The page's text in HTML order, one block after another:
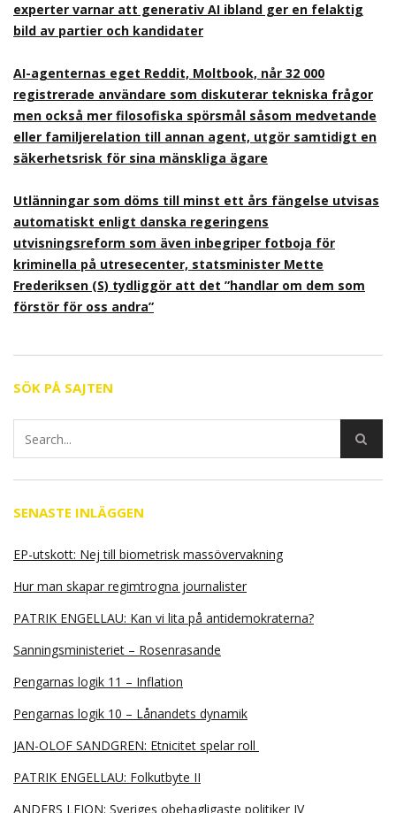
experter varnar att generativ AI ibland ger en felaktig
bild av partier och kandidater
AI-agenternas eget Reddit, Moltbook, når 32 000
registrerade användare som diskuterar tekniska frågor
men också mer filosofiska spörsmål såsom medvetande
eller familjerelation till annan agent, utgör samtidigt en
säkerhetsrisk för sina mänskliga ägare
Utlänningar som döms till minst ett års fängelse utvisas
automatiskt enligt danska regeringens
utvisningsreform som även inbegriper fotboja för
kriminella på utresecenter, statsminister Mette
Frederiksen (S) tydliggör att det ”handlar om dem som
förstör för oss andra”
SÖK PÅ SAJTEN
SENASTE INLÄGGEN
EP-utskott: Nej till biometrisk massövervakning
Hur man skapar regimtrogna journalister
PATRIK ENGELLAU: Kan vi lita på antidemokraterna?
Sanningsministeriet – Rosenrasande
Pengarnas logik 11 – Inflation
Pengarnas logik 10 – Lånandets dynamik
JAN-OLOF SANDGREN: Etnicitet spelar roll
PATRIK ENGELLAU: Folkutbyte II
ANDERS LEION: Sveriges obehagligaste politiker IV